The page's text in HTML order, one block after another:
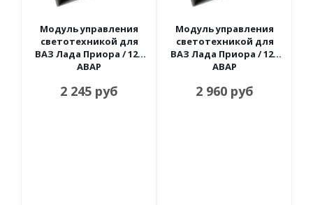
Модуль управления
светотехникой для
ВАЗ Лада Приора / 12В
АВАР
2 245 руб
Модуль управления
светотехникой для
ВАЗ Лада Приора / 12В
АВАР
2 960 руб